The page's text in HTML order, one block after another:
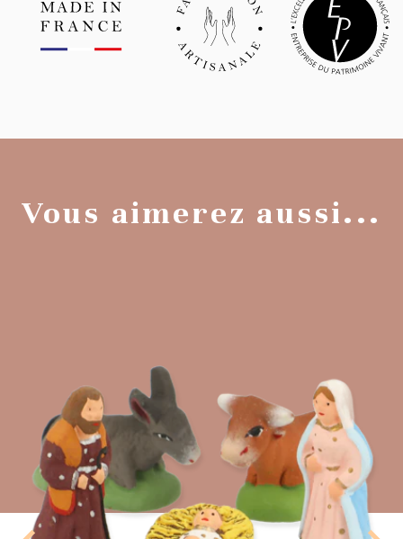
Vous aimerez aussi...